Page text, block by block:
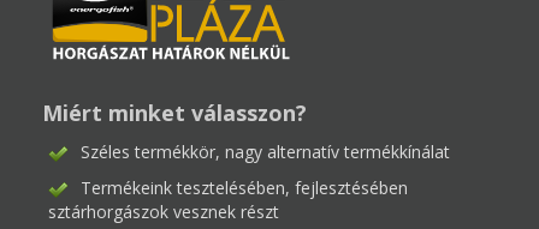
Miért minket válasszon?
Széles termékkör, nagy alternatív termékkínálat
Termékeink tesztelésében, fejlesztésében
sztárhorgászok vesznek részt